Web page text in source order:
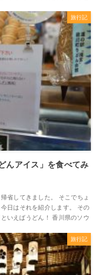
旅行記
んアイス」を食べてみ
省してきました。 そこでちょ
日はそれを紹介します。 その
いえばうどん！ 香川県のソウ
旅行記